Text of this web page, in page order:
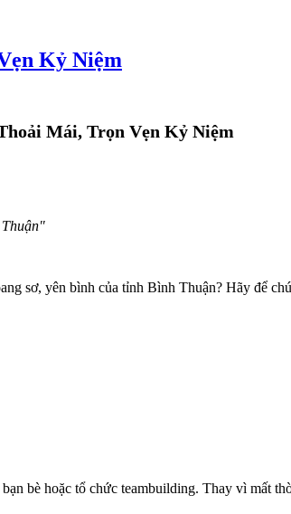
Kỷ Niệm
Mái, Trọn Vẹn Kỷ Niệm
sơ, yên bình của tỉnh Bình Thuận? Hãy để
bè hoặc tổ chức teambuilding. Thay vì mất